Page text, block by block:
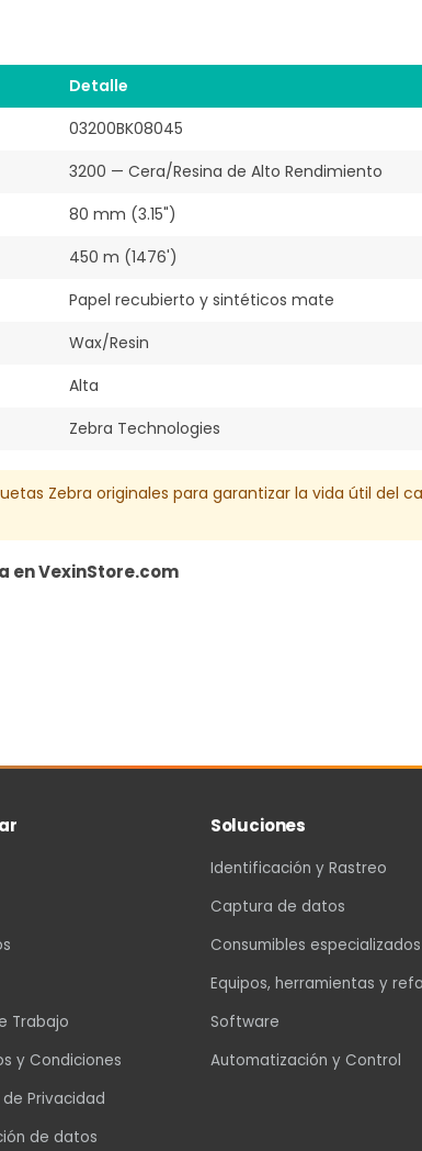
Detalle
03200BK08045
3200 — Cera/Resina de Alto Rendimiento
80 mm (3.15")
450 m (1476')
Papel recubierto y sintéticos mate
Wax/Resin
Alta
Zebra Technologies
Zebra originales para garantizar la vida útil del
en VexinStore.com
Trabajo
y Condiciones
Privacidad
de datos
Soluciones
Identificación y Rastreo
Captura de datos
Consumibles especializados
Equipos, herramientas y
Software
Automatización y Control